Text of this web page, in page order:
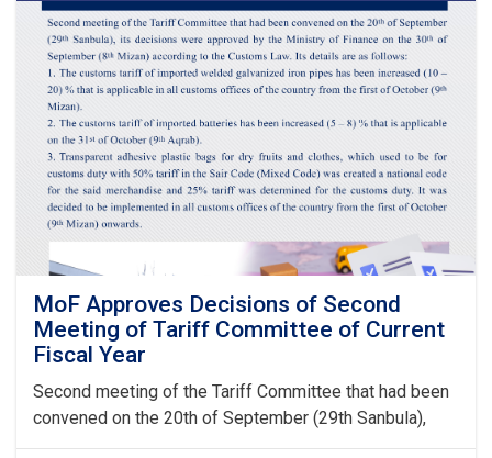
of
Claims,
Guarantees
&
Guarantee
Fees
to
State
Bodies
launches!
MoF Approves Decisions of Second
Meeting of Tariff Committee of Current
Fiscal Year
Second meeting of the Tariff Committee that had been
convened on the 20th of September (29th Sanbula),